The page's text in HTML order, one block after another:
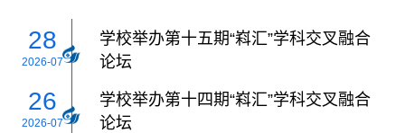
28
2026-07
学校举办第十五期“嵙汇”学科交叉融合
论坛
26
2026-07
学校举办第十四期“嵙汇”学科交叉融合
论坛